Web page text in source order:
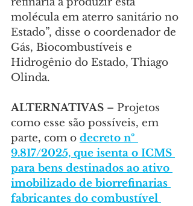
molécula em aterro sanitário no
Estado”, disse o coordenador de
Gás, Biocombustíveis e
Hidrogênio do Estado, Thiago
Olinda.
ALTERNATIVAS – Projetos
como esse são possíveis, em
parte, com o decreto nº
9.817/2025, que isenta o ICMS
para bens destinados ao ativo
imobilizado de biorrefinarias
fabricantes do combustível